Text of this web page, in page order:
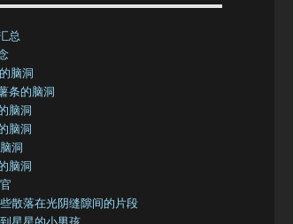
总
脑洞
条的脑洞
脑洞
脑洞
洞
脑洞
散落在光阴缝隙间的片段